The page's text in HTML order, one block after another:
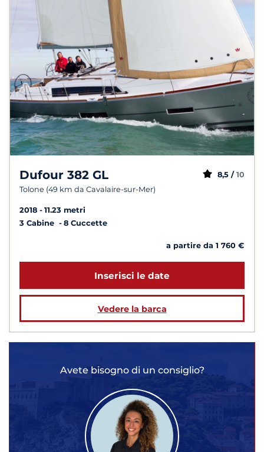
Dufour 382 GL
Tolone (49 km da Cavalaire-sur-Mer)
8,5 / 10
2018
11.23 metri
3 Cabine
8 Cuccette
a partire da 1 760 €
Inserisci le date
Vedere la barca
Avete bisogno di un consiglio?